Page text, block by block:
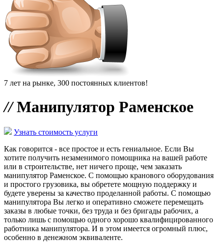
7 лет на рынке, 300 постоянных клиентов!
//Манипулятор Раменское
Узнать стоимость услуги
Как говорится - все простое и есть гениальное. Если Вы
хотите получить незаменимого помощника на вашей работе
или в строительстве, нет ничего проще, чем заказать
манипулятор Раменское. С помощью кранового оборудования
и простого грузовика, вы обретете мощную поддержку и
будете уверены за качество проделанной работы. С помощью
манипулятора Вы легко и оперативно сможете перемещать
заказы в любые точки, без труда и без бригады рабочих, а
только лишь с помощью одного хорошо квалифицированного
работника манипулятора. И в этом имеется огромный плюс,
особенно в денежном эквиваленте.